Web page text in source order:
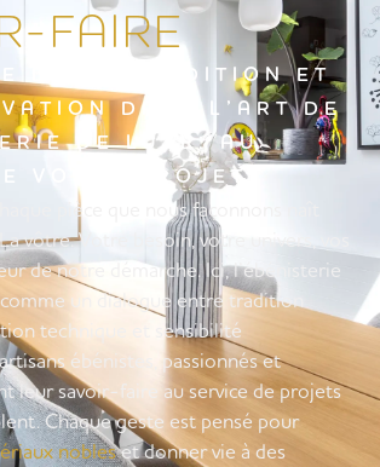
FAIRE
DE LA TRADITION ET
DANS L’ART DE
DE LUXE, AU
VOTRE PROJET
pièce que nous façonnons naît
vôtre. Votre besoin, votre univers, vos
de notre démarche. Ici, l’ébénisterie
comme un dialogue entre tradition
technique et sensibilité
ébénistes, passionnés et
leur savoir-faire au service de projets
Chaque geste est pensé pour
nobleset donner vie à des